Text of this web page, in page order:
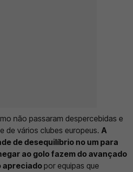
não passaram despercebidas e
de vários clubes europeus. A
de desequilíbrio no um para
ao golo fazem do avançado
apreciadopor equipas que